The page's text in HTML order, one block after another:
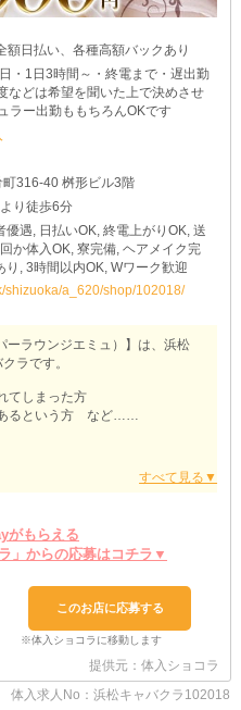
日払い、各種高額バックあり
・1日3時間～・終電まで・遅出勤
どは希望を聞いた上で決めさせ
ラー出勤ももちろんOKです
町316-40 桝形ビル3階
り徒歩6分
優遇, 日払いOK, 終電上がりOK, 送
か体入OK, 寮完備, ヘアメイク完
り, 3時間以内OK, Wワーク歓迎
shizuoka/a_620/shop/102018/
ーラウンジエミュ）】は、浜松
ラです。
てしまった方
あるという方 など…
お約束できる、居心地の良い環
張りたい」
ましょう！
を引くラグジュアリーな空間に
ため、優雅な時間を過ごせるは
にスタッフへお声かけくださ
がもらえる
」からの応募はコチラ▼
このお店に応募する
提供元：体入ショコラ
体入求人No：浜松キャバクラ102018